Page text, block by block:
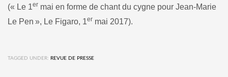
(« Le 1er mai en forme de chant du cygne pour Jean-Marie
Le Pen », Le Figaro, 1er mai 2017).
TAGGED UNDER: REVUE DE PRESSE